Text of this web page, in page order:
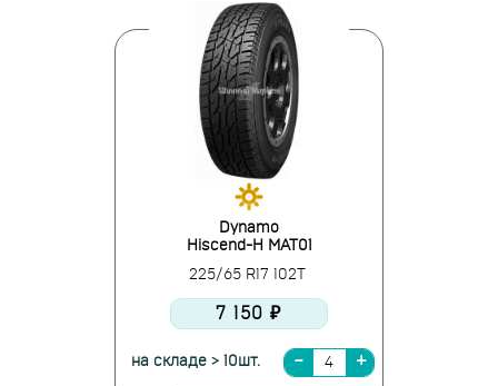
Dynamo
Hiscend-H MAT01
225/65 R17 102T
7 150 ₽
на складе > 10шт.